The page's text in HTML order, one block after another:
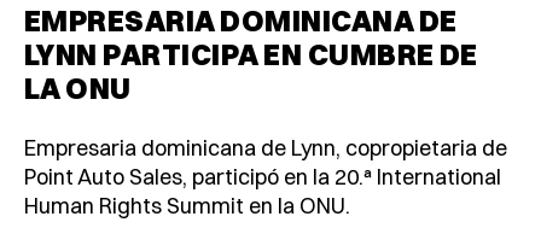
EMPRESARIA DOMINICANA DE
LYNN PARTICIPA EN CUMBRE DE
LA ONU
Empresaria dominicana de Lynn, copropietaria de
Point Auto Sales, participó en la 20.ª International
Human Rights Summit en la ONU.